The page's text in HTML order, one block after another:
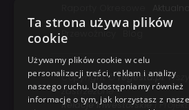
Przewoźnicy
Blog
Copyright ©regesta.pl.
zastrzezone
Relacje inwestorskie|
Ta strona używa plików
cookie
Używamy plików cookie w celu
personalizacji treści, reklam i analizy
naszego ruchu. Udostępniamy również
informacje o tym, jak korzystasz z